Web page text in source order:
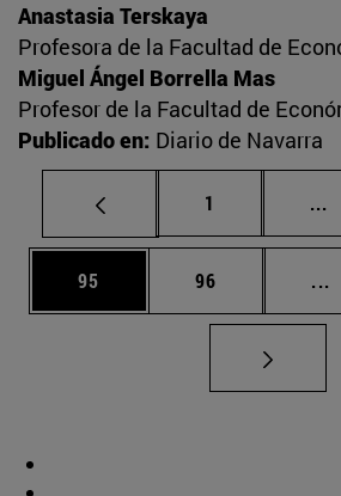
Anastasia Terskaya
Profesora de la Facultad de
Miguel Ángel Borrella Mas
Profesor de la Facultad de
Publicado en: Diario de Navarra
Página
1 ...
Página
95 Página
96 ...